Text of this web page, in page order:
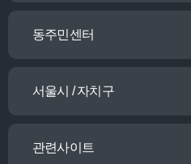
동주민센터
서울시 / 자치구
관련사이트